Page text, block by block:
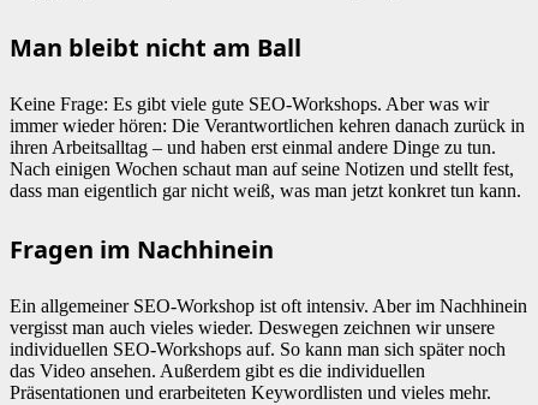
Man bleibt nicht am Ball
Keine Frage: Es gibt viele gute SEO-Workshops. Aber was wir
immer wieder hören: Die Verantwortlichen kehren danach zurück in
ihren Arbeitsalltag – und haben erst einmal andere Dinge zu tun.
Nach einigen Wochen schaut man auf seine Notizen und stellt fest,
dass man eigentlich gar nicht weiß, was man jetzt konkret tun kann.
Fragen im Nachhinein
Ein allgemeiner SEO-Workshop ist oft intensiv. Aber im Nachhinein
vergisst man auch vieles wieder. Deswegen zeichnen wir unsere
individuellen SEO-Workshops auf. So kann man sich später noch
das Video ansehen. Außerdem gibt es die individuellen
Präsentationen und erarbeiteten Keywordlisten und vieles mehr.